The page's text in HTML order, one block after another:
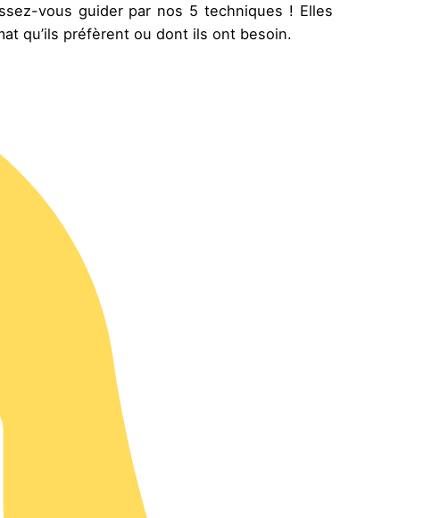
vous guider par nos 5 techniques ! Elles
qu’ils préfèrent ou dont ils ont besoin.